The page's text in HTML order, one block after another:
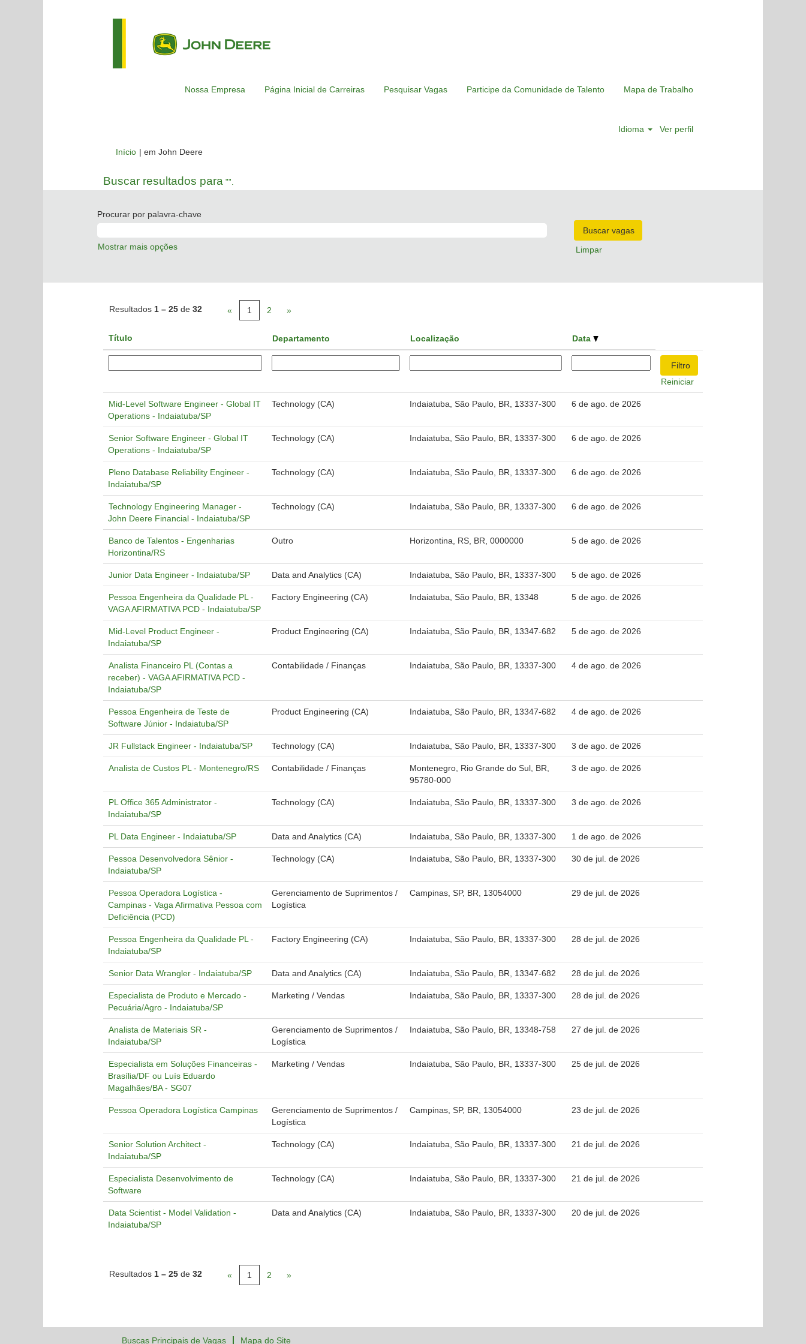
Nossa Empresa Página Inicial de Carreiras Pesquisar Vagas Participe da Comunidade de Talento Mapa de Trabalho
Idioma Ver perfil
Início | em John Deere(página
Buscar resultados para "".
Procurar por palavra-chave
Mostrar mais opções Limpar
Resultados 1 – 25 de 32 « 1 2 »
Título Departamento Localização Data
Reiniciar
Mid-Level Software Engineer - Global IT
Operations - Indaiatuba/SP
Technology (CA) Indaiatuba, São Paulo, BR, 13337-300 6 de ago. de 2026
Senior Software Engineer - Global IT
Operations - Indaiatuba/SP
Technology (CA) Indaiatuba, São Paulo, BR, 13337-300 6 de ago. de 2026
Pleno Database Reliability Engineer -
Indaiatuba/SP
Technology (CA) Indaiatuba, São Paulo, BR, 13337-300 6 de ago. de 2026
Technology Engineering Manager -
John Deere Financial - Indaiatuba/SP
Technology (CA) Indaiatuba, São Paulo, BR, 13337-300 6 de ago. de 2026
Banco de Talentos - Engenharias
Horizontina/RS
Outro Horizontina, RS, BR, 0000000 5 de ago. de 2026
Junior Data Engineer - Indaiatuba/SP Data and Analytics (CA) Indaiatuba, São Paulo, BR, 13337-300 5 de ago. de 2026
Pessoa Engenheira da Qualidade PL -
VAGA AFIRMATIVA PCD - Indaiatuba/SP
Factory Engineering (CA) Indaiatuba, São Paulo, BR, 13348 5 de ago. de 2026
Mid-Level Product Engineer -
Indaiatuba/SP
Product Engineering (CA) Indaiatuba, São Paulo, BR, 13347-682 5 de ago. de 2026
Analista Financeiro PL (Contas a
receber) - VAGA AFIRMATIVA PCD -
Indaiatuba/SP
Contabilidade / Finanças Indaiatuba, São Paulo, BR, 13337-300 4 de ago. de 2026
Pessoa Engenheira de Teste de
Software Júnior - Indaiatuba/SP
Product Engineering (CA) Indaiatuba, São Paulo, BR, 13347-682 4 de ago. de 2026
JR Fullstack Engineer - Indaiatuba/SP Technology (CA) Indaiatuba, São Paulo, BR, 13337-300 3 de ago. de 2026
Analista de Custos PL - Montenegro/RS Contabilidade / Finanças
Montenegro, Rio Grande do Sul, BR,
95780-000
3 de ago. de 2026
PL Office 365 Administrator -
Indaiatuba/SP
Technology (CA) Indaiatuba, São Paulo, BR, 13337-300 3 de ago. de 2026
PL Data Engineer - Indaiatuba/SP Data and Analytics (CA) Indaiatuba, São Paulo, BR, 13337-300 1 de ago. de 2026
Pessoa Desenvolvedora Sênior -
Indaiatuba/SP
Technology (CA) Indaiatuba, São Paulo, BR, 13337-300 30 de jul. de 2026
Pessoa Operadora Logística -
Campinas - Vaga Afirmativa Pessoa com
Deficiência (PCD)
Gerenciamento de Suprimentos /
Logística
Campinas, SP, BR, 13054000 29 de jul. de 2026
Pessoa Engenheira da Qualidade PL -
Indaiatuba/SP
Factory Engineering (CA) Indaiatuba, São Paulo, BR, 13337-300 28 de jul. de 2026
Senior Data Wrangler - Indaiatuba/SP Data and Analytics (CA) Indaiatuba, São Paulo, BR, 13347-682 28 de jul. de 2026
Especialista de Produto e Mercado -
Pecuária/Agro - Indaiatuba/SP
Marketing / Vendas Indaiatuba, São Paulo, BR, 13337-300 28 de jul. de 2026
Analista de Materiais SR -
Indaiatuba/SP
Gerenciamento de Suprimentos /
Logística
Indaiatuba, São Paulo, BR, 13348-758 27 de jul. de 2026
Especialista em Soluções Financeiras -
Brasília/DF ou Luís Eduardo
Magalhães/BA - SG07
Marketing / Vendas Indaiatuba, São Paulo, BR, 13337-300 25 de jul. de 2026
Pessoa Operadora Logística Campinas
Gerenciamento de Suprimentos /
Logística
Campinas, SP, BR, 13054000 23 de jul. de 2026
Senior Solution Architect -
Indaiatuba/SP
Technology (CA) Indaiatuba, São Paulo, BR, 13337-300 21 de jul. de 2026
Especialista Desenvolvimento de
Software
Technology (CA) Indaiatuba, São Paulo, BR, 13337-300 21 de jul. de 2026
Data Scientist - Model Validation -
Indaiatuba/SP
Data and Analytics (CA) Indaiatuba, São Paulo, BR, 13337-300 20 de jul. de 2026
Resultados 1 – 25 de 32 « 1 2 »
Buscas Principais de Vagas Mapa do Site